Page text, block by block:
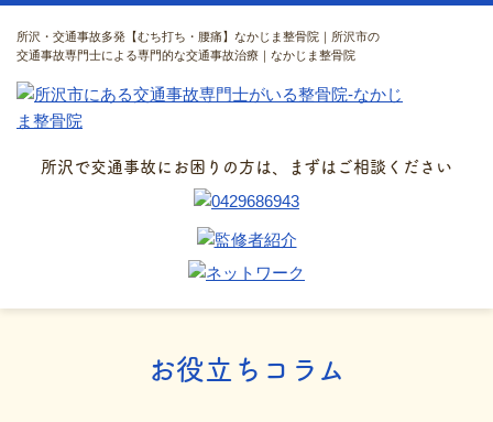
所沢・交通事故多発【むち打ち・腰痛】なかじま整骨院｜所沢市の
交通事故専門士による専門的な交通事故治療｜なかじま整骨院
所沢で交通事故にお困りの方は、まずはご相談ください
お役立ちコラム